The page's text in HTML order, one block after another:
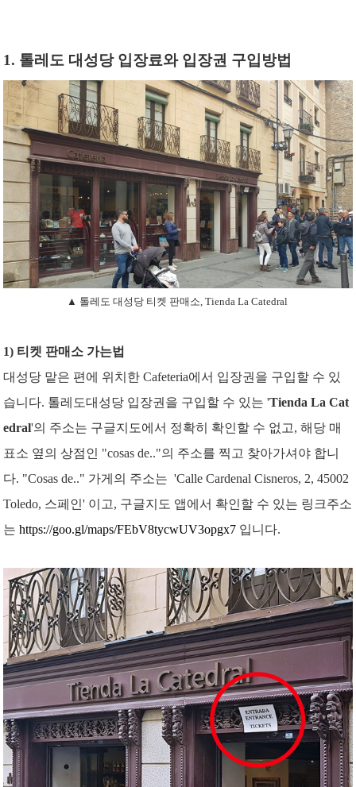
1. 톨레도 대성당 입장료와 입장권 구입방법
▲ 톨레도 대성당 티켓 판매소, Tienda La Catedral
1) 티켓 판매소 가는법
대성당 맡은 편에 위치한 Cafeteria에서 입장권을 구입할 수 있
습니다. 톨레도대성당 입장권을 구입할 수 있는 'Tienda La Cat
edral'의 주소는 구글지도에서 정확히 확인할 수 없고, 해당 매
표소 옆의 상점인 "cosas de.."의 주소를 찍고 찾아가셔야 합니
다. "Cosas de.." 가게의 주소는 'Calle Cardenal Cisneros, 2, 45002
Toledo, 스페인' 이고, 구글지도 앱에서 확인할 수 있는 링크주소
는 https://goo.gl/maps/FEbV8tycwUV3opgx7 입니다.